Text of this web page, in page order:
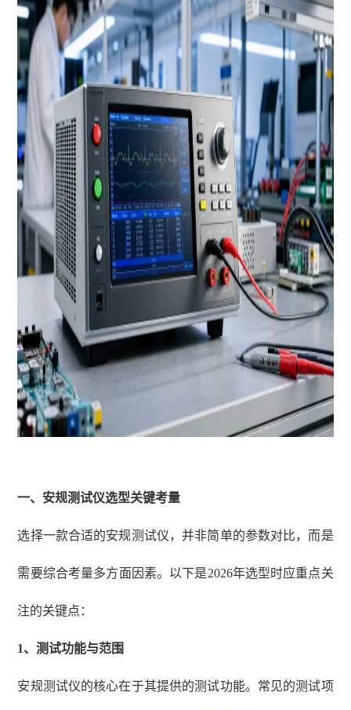
一、安规测试仪选型关键考量
选择一款合适的安规测试仪，并非简单的参数对比，而是
需要综合考量多方面因素。以下是2026年选型时应重点关
注的关键点：
1、测试功能与范围
安规测试仪的核心在于其提供的测试功能。常见的测试项